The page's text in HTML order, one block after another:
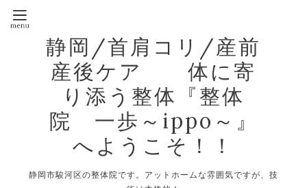
静岡/首肩コリ/産前
産後ケア 体に寄
り添う整体『整体
院 一歩～ippo～』
へようこそ！！
静岡市駿河区の整体院です。アットホームな雰囲気ですが、技